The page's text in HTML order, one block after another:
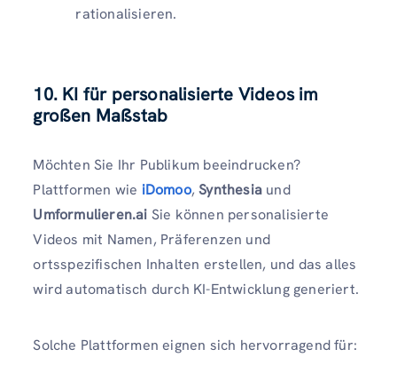
rationalisieren.
10. KI für personalisierte Videos im
großen Maßstab
Möchten Sie Ihr Publikum beeindrucken?
Plattformen wie iDomoo,Synthesia und
Umformulieren.ai Sie können personalisierte
Videos mit Namen, Präferenzen und
ortsspezifischen Inhalten erstellen, und das alles
wird automatisch durch KI-Entwicklung generiert.
Solche Plattformen eignen sich hervorragend für: